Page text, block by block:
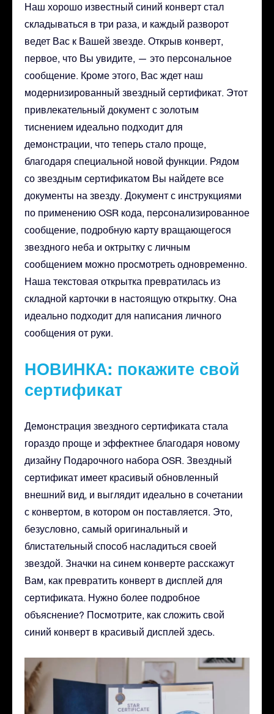
Наш хорошо известный синий конверт стал
складываться в три раза, и каждый разворот
ведет Вас к Вашей звезде. Открыв конверт,
первое, что Вы увидите, — это персональное
сообщение. Кроме этого, Вас ждет наш
модернизированный звездный сертификат. Этот
привлекательный документ с золотым
тиснением идеально подходит для
демонстрации, что теперь стало проще,
благодаря специальной новой функции. Рядом
со звездным сертификатом Вы найдете все
документы на звезду. Документ с инструкциями
по применению OSR кода, персонализированное
сообщение, подробную карту вращающегося
звездного неба и октрытку с личным
сообщением можно просмотреть одновременно.
Наша текстовая открытка превратилась из
складной карточки в настоящую открытку. Она
идеально подходит для написания личного
сообщения от руки.
НОВИНКА: покажите свой
сертификат
Демонстрация звездного сертификата стала
гораздо проще и эффектнее благодаря новому
дизайну Подарочного набора OSR. Звездный
сертификат имеет красивый обновленный
внешний вид, и выглядит идеально в сочетании
с конвертом, в котором он поставляется. Это,
безусловно, самый оригинальный и
блистательный способ насладиться своей
звездой. Значки на синем конверте расскажут
Вам, как превратить конверт в дисплей для
сертификата. Нужно более подробное
объяснение? Посмотрите, как сложить свой
синий конверт в красивый дисплей здесь.